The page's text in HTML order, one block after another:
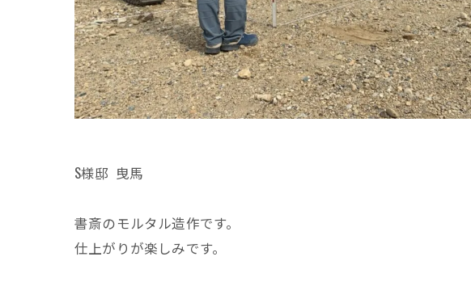
S様邸 曳馬
書斎のモルタル造作です。
仕上がりが楽しみです。